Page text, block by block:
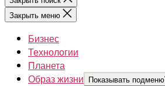
Закрыть меню
Бизнес
Технологии
Планета
Образ жизни Показывать подменю